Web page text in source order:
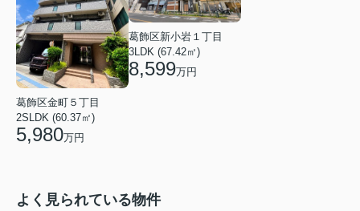
葛飾区金町５丁目
2SLDK (60.37㎡)
5,980万円
葛飾区新小岩１丁目
3LDK (67.42㎡)
8,599万円
よく見られている物件